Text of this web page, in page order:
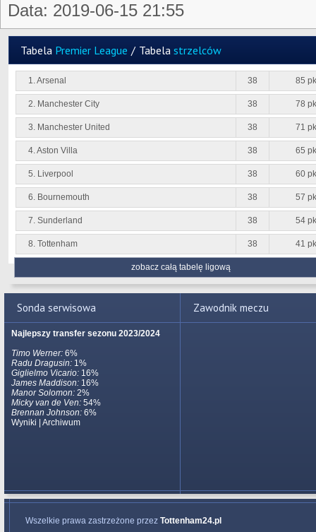
Data: 2019-06-15 21:55
Tabela Premier League / Tabela strzelców
1. Arsenal 38 85
2. Manchester City 38 78
3. Manchester United 38 71
4. Aston Villa 38 65
5. Liverpool 38 60
6. Bournemouth 38 57
7. Sunderland 38 54
8. Tottenham 38 41
zobacz całą tabelę ligową
Sonda serwisowa
Najlepszy transfer sezonu 2023/2024
Timo Werner: 6%
Radu Dragusin: 1%
Giglielmo Vicario: 16%
James Maddison: 16%
Manor Solomon: 2%
Micky van de Ven: 54%
Brennan Johnson: 6%
Wyniki
Archiwum
Zawodnik meczu
Wszelkie prawa zastrzeżone przez Tottenham24.pl